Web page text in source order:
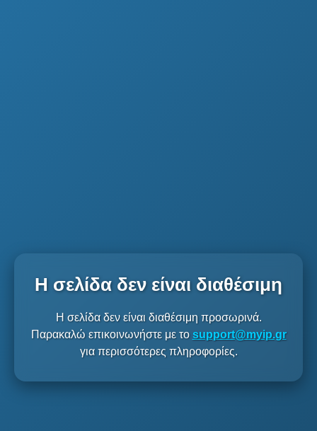
Η σελίδα δεν είναι διαθέσιμη
Η σελίδα δεν είναι διαθέσιμη προσωρινά.
Παρακαλώ επικοινωνήστε με το support@myip.gr
για περισσότερες πληροφορίες.